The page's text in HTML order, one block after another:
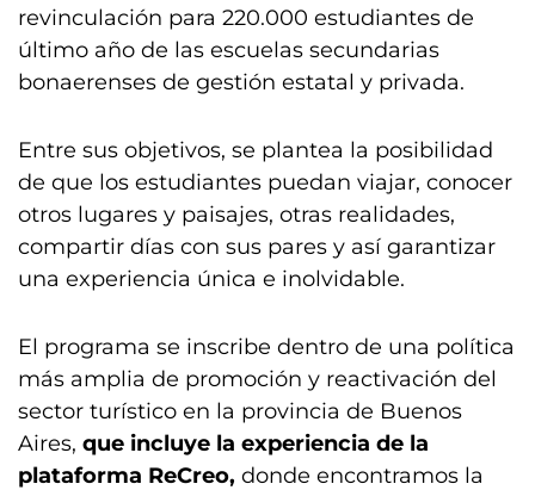
revinculación para 220.000 estudiantes de
último año de las escuelas secundarias
bonaerenses de gestión estatal y privada.
Entre sus objetivos, se plantea la posibilidad
de que los estudiantes puedan viajar, conocer
otros lugares y paisajes, otras realidades,
compartir días con sus pares y así garantizar
una experiencia única e inolvidable.
El programa se inscribe dentro de una política
más amplia de promoción y reactivación del
sector turístico en la provincia de Buenos
Aires, que incluye la experiencia de la
plataforma ReCreo, donde encontramos la